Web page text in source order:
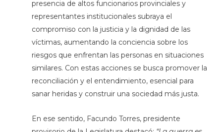
presencia de altos funcionarios provinciales y
representantes institucionales subraya el
compromiso con la justicia y la dignidad de las
víctimas, aumentando la conciencia sobre los
riesgos que enfrentan las personas en situaciones
similares. Con estas acciones se busca promover la
reconciliación y el entendimiento, esencial para
sanar heridas y construir una sociedad más justa.
En ese sentido, Facundo Torres, presidente